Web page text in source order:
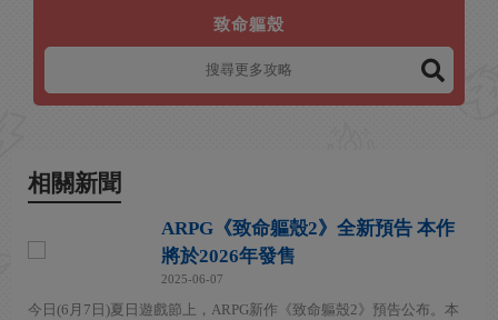
致命軀殼
相關新聞
ARPG《致命軀殼2》全新預告 本作
將於2026年發售
2025-06-07
今日(6月7日)夏日遊戲節上，ARPG新作《致命軀殼2》預告公布。本